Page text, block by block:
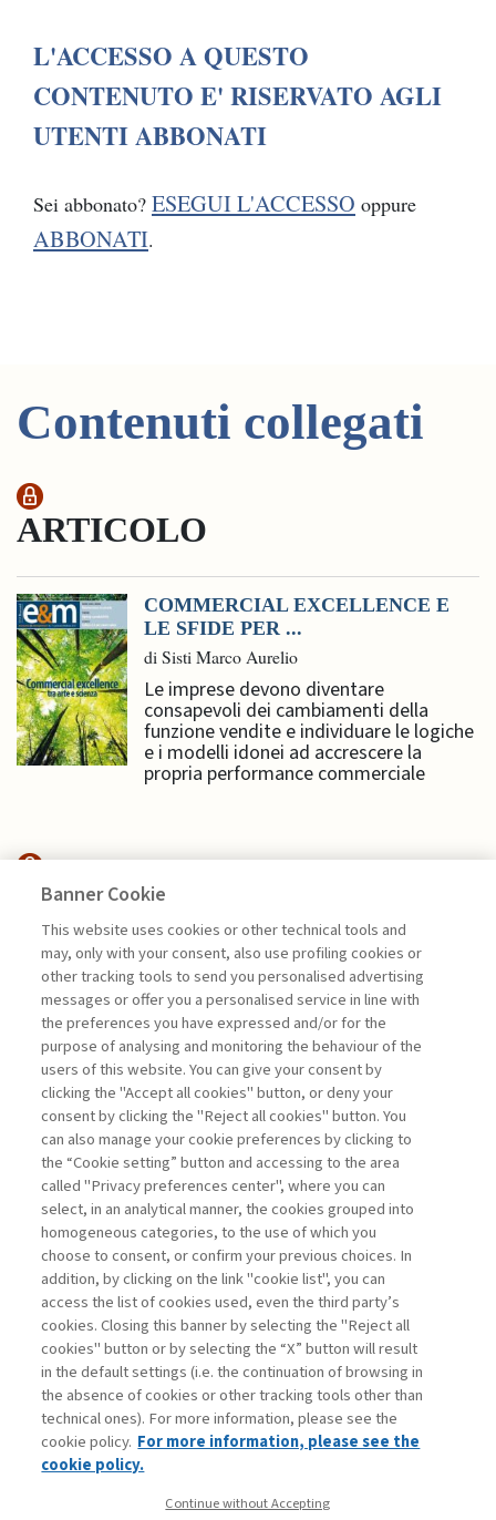
L'ACCESSO A QUESTO
CONTENUTO E' RISERVATO AGLI
UTENTI ABBONATI
Sei abbonato? ESEGUI L'ACCESSO oppure
ABBONATI.
Contenuti collegati
ARTICOLO
COMMERCIAL EXCELLENCE E
LE SFIDE PER ...
di Sisti Marco Aurelio
Le imprese devono diventare
consapevoli dei cambiamenti della
funzione vendite e individuare le logiche
e i modelli idonei ad accrescere la
propria performance commerciale
HIGHLIGHTS
LA FEDELTÀ DEI CLIENTI COME
LEVA STRATEGICA ...
di Bruno Busacca, Giuseppe Bertoli
La consultazione dei libri è riservata esclusivamente
agli abbonati Premium
Legenda: Accedi Per registrati Per abbonati
Contatti
Abbonamenti
Archivio rubriche
Privacy
Banner Cookie
This website uses cookies or other technical tools and
may, only with your consent, also use profiling cookies or
other tracking tools to send you personalised advertising
messages or offer you a personalised service in line with
the preferences you have expressed and/or for the
purpose of analysing and monitoring the behaviour of the
users of this website. You can give your consent by
clicking the "Accept all cookies" button, or deny your
consent by clicking the "Reject all cookies" button. You
can also manage your cookie preferences by clicking to
the “Cookie setting” button and accessing to the area
called "Privacy preferences center", where you can
select, in an analytical manner, the cookies grouped into
homogeneous categories, to the use of which you
choose to consent, or confirm your previous choices. In
addition, by clicking on the link "cookie list", you can
access the list of cookies used, even the third party’s
cookies. Closing this banner by selecting the "Reject all
cookies" button or by selecting the “X” button will result
in the default settings (i.e. the continuation of browsing in
the absence of cookies or other tracking tools other than
technical ones). For more information, please see the
cookie policy. For more information, please see the
cookie policy.
Continue without Accepting